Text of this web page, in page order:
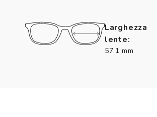
Larghezza
lente:
57.1 mm